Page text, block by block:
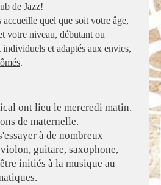
de Jazz!
quel que soit votre âge,
votre niveau, débutant ou
et adaptés aux envies,
.
ont lieu le mercredi matin.
de maternelle.
à de nombreux
guitare, saxophone,
initiés à la musique au